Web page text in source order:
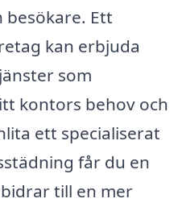
besökare. Ett
kan erbjuda
som
kontors behov och
ett specialiserat
får du en
till en mer